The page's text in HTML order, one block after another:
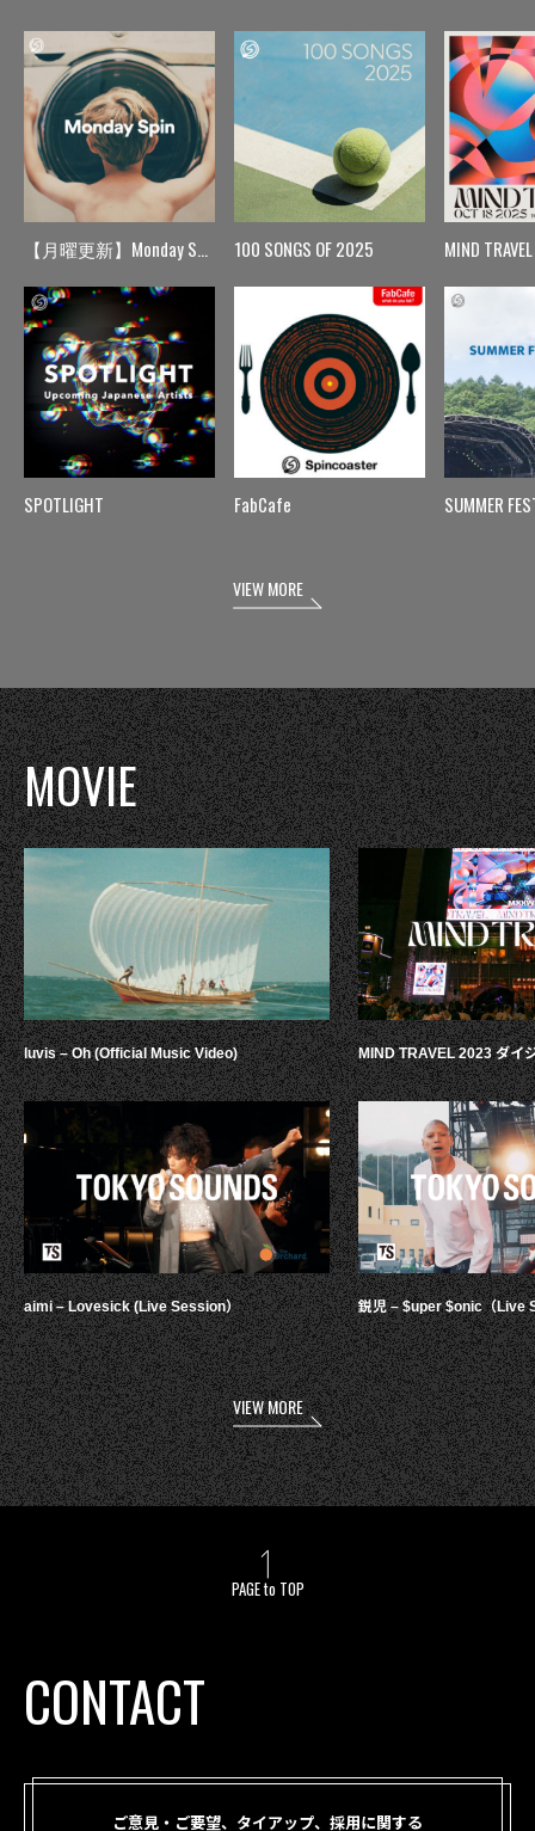
【月曜更新】Monday Spin
SPOTLIGHT
100 SONGS OF 2025
FabCafe
MIND TRAVEL
SUMMER
VIEW MORE
MOVIE
luvis – Oh (Official Music Video)
aimi – Lovesick (Live Session）
MIND TRAVEL 2023 ダイ
鋭児 – $uper $onic（Live
VIEW MORE
PAGE to TOP
CONTACT
ご意見・ご要望、タイアップ、採用に関する